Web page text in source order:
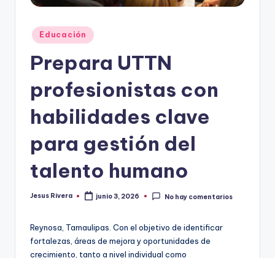
Publicado
en
Educación
Prepara UTTN
profesionistas con
habilidades clave
para gestión del
talento humano
Publicado
Jesus Rivera junio 3, 2026 No hay comentarios
Reynosa, Tamaulipas. Con el objetivo de identificar
fortalezas, áreas de mejora y oportunidades de
crecimiento, tanto a nivel individual como